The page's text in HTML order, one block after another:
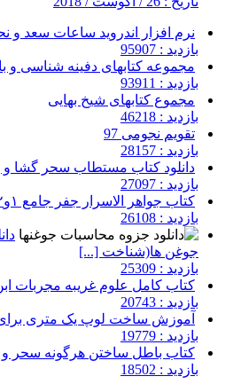
نرم افزار اندروید ساعات سعد و
بازدید : 95907
مجموعه کتابهای دفینه شناسی و
بازدید : 93911
مجموع کتابهای شیخ بهایی
بازدید : 46218
تقویم نجومی 97
بازدید : 28157
دانلود کتاب مستطاب سحر گشا و
بازدید : 27097
کتاب جواهر الاسرار جفر جامع ۱و۲
بازدید : 26108
جوغن ها(شناخت [...]
بازدید : 25309
کتاب کامل علوم غریبه مجربات
بازدید : 20743
آموزش ساخت لوپ یک متری
بازدید : 19779
کتاب باطل ساختن هرگونه سحر و
بازدید : 18502